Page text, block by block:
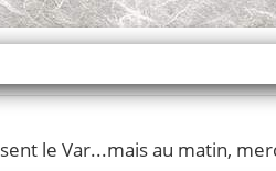
le Var...mais au matin,